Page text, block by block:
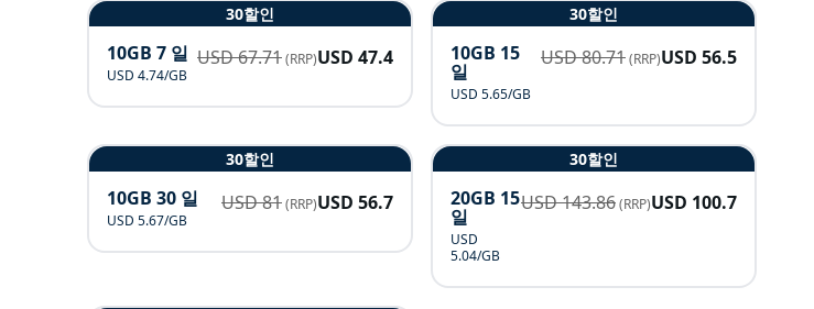
30할인
10GB 7 일
USD 4.74/GB
USD67.71(RRP)USD 47.4
30할인
10GB 15
일
USD 5.65/GB
USD80.71(RRP)USD 56.5
30할인
10GB 30 일
USD 5.67/GB
USD81(RRP)USD 56.7
30할인
20GB 15
일
USD
5.04/GB
USD143.86(RRP)USD 100.7